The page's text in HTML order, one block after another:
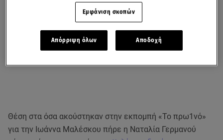
Θέση στα όσα ακούστηκαν στην εκπομπή «Το πρω1νό»
για την Ιωάννα Μαλέσκου πήρε η Ναταλία Γερμανού
Εμφάνιση σκοπών
Απόρριψη όλων Αποδοχή